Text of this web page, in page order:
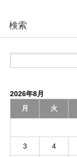
検索
2026年8月
月
火
3 4